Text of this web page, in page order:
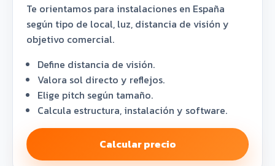
Te orientamos para instalaciones en España
según tipo de local, luz, distancia de visión y
objetivo comercial.
Define distancia de visión.
Valora sol directo y reflejos.
Elige pitch según tamaño.
Calcula estructura, instalación y software.
Calcular precio